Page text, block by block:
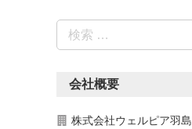
会社概要
株式会社ウェルピア羽島